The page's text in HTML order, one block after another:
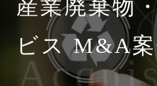
産業廃棄物
ビス M&A